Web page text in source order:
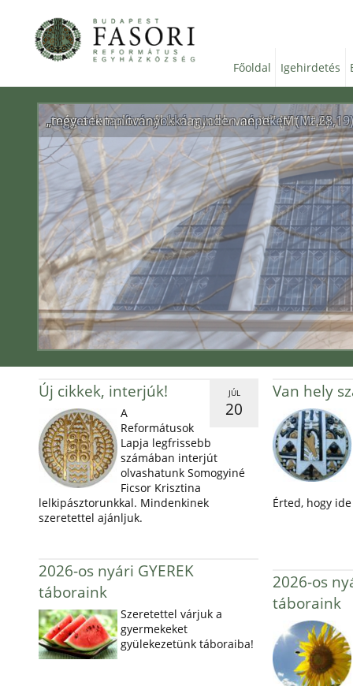
Főoldal Igehirdetés
„még a templomnál is nagyobb van itt” (Mt 12,6)
JÚL
20
Új cikkek, interjúk!
A
Reformátusok
Lapja legfrissebb
számában interjút
olvashatunk Somogyiné
Ficsor Krisztina
lelkipásztorunkkal. Mindenkinek
szeretettel ajánljuk.
Van hely
Érted, hogy
2026-os nyári GYEREK
táboraink
Szeretettel várjuk a
gyermekeket
gyülekezetünk táboraiba!
2026-os
táboraink